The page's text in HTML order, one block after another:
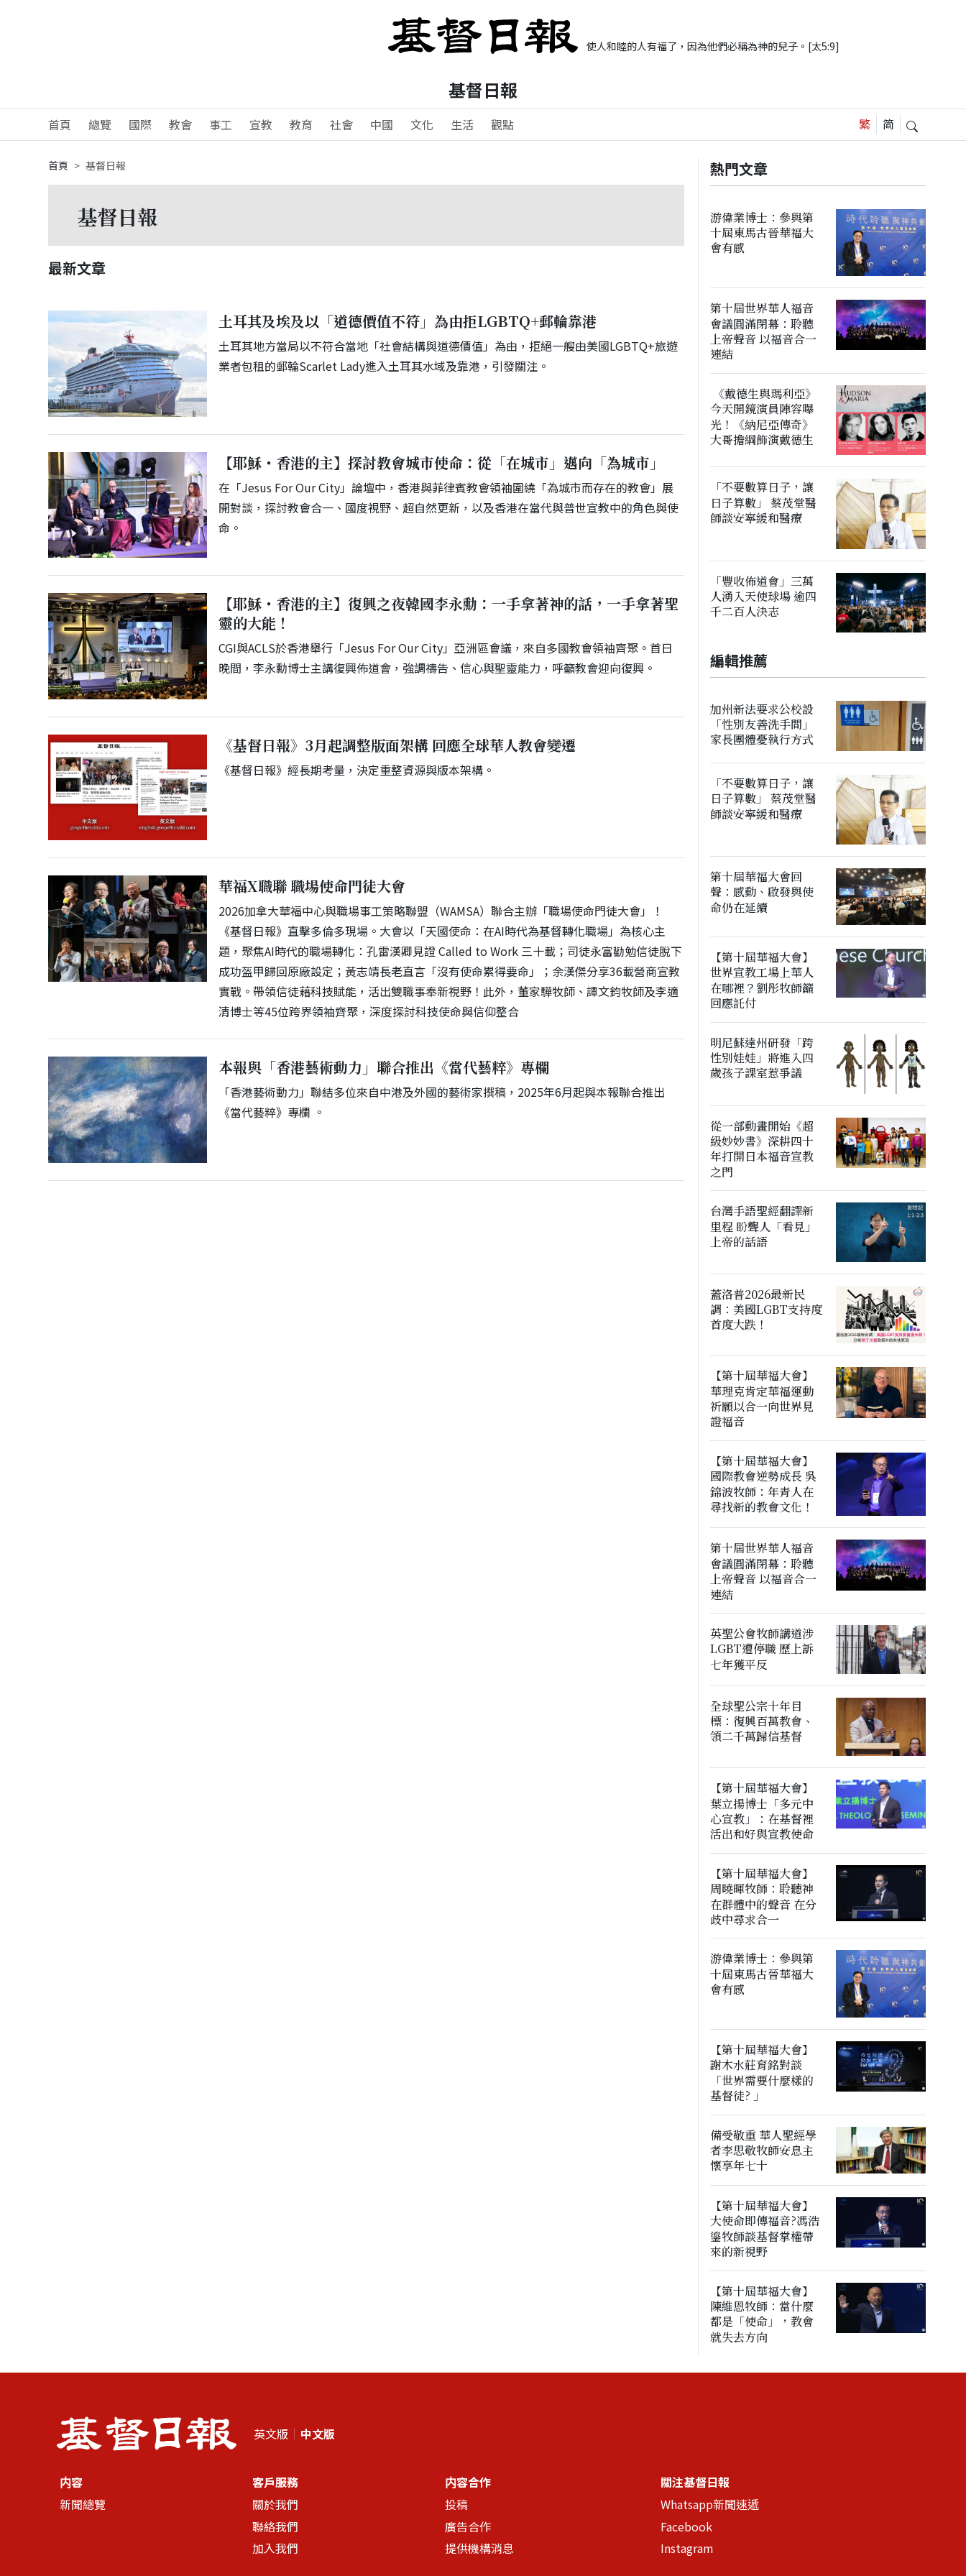
使人和睦的人有福了，因為他們必稱為神的兒子。[太5:9]
基督日報
首頁 總覽 國際 教會 事工 宣教 教育 社會 中國 文化 生活 觀點
首頁 基督日報
基督日報
最新文章
土耳其及埃及以「道德價值不符」為由拒LGBTQ+郵輪靠港
土耳其地方當局以不符合當地「社會結構與道德價值」為由，拒絕一艘由美國LGBTQ+旅遊
業者包租的郵輪Scarlet Lady進入土耳其水域及靠港，引發關注。
【耶穌・香港的主】探討教會城市使命：從「在城市」邁向「為城市」
在「Jesus For Our City」論壇中，香港與菲律賓教會領袖圍繞「為城市而存在的教會」展
開對談，探討教會合一、國度視野、超自然更新，以及香港在當代與普世宣教中的角色與使
命。
【耶穌・香港的主】復興之夜韓國李永勳：一手拿著神的話，一手拿著聖
靈的大能！
CGI與ACLS於香港舉行「Jesus For Our City」亞洲區會議，來自多國教會領袖齊聚。首日
晚間，李永勳博士主講復興佈道會，強調禱告、信心與聖靈能力，呼籲教會迎向復興。
《基督日報》3月起調整版面架構 回應全球華人教會變遷
《基督日報》經長期考量，決定重整資源與版本架構。
華福X職聯 職場使命門徒大會
2026加拿大華福中心與職場事工策略聯盟（WAMSA）聯合主辦「職場使命門徒大會」！
《基督日報》直擊多倫多現場。大會以「天國使命：在AI時代為基督轉化職場」為核心主
題，聚焦AI時代的職場轉化：孔雷漢卿見證 Called to Work 三十載；司徒永富勸勉信徒脫下
成功盔甲歸回原廠設定；黃志靖長老直言「沒有使命累得要命」；余漢傑分享36載營商宣教
實戰。帶領信徒藉科技賦能，活出雙職事奉新視野！此外，董家驊牧師、譚文鈞牧師及李適
清博士等45位跨界領袖齊聚，深度探討科技使命與信仰整合
本報與「香港藝術動力」聯合推出《當代藝粹》專欄
「香港藝術動力」聯結多位來自中港及外國的藝術家撰稿，2025年6月起與本報聯合推出
《當代藝粹》專欄 。
熱門文章
游偉業博士：參與第
十屆東馬古晉華福大
會有感
第十屆世界華人福音
會議圓滿閉幕：聆聽
上帝聲音 以福音合一
連結
《戴德生與瑪利亞》
今天開鏡演員陣容曝
光！《納尼亞傳奇》
大哥擔綱飾演戴德生
「不要數算日子，讓
日子算數」 蔡茂堂醫
師談安寧緩和醫療
「豐收佈道會」三萬
人湧入天使球場 逾四
千二百人決志
編輯推薦
加州新法要求公校設
「性別友善洗手間」
家長團體憂執行方式
「不要數算日子，讓
日子算數」 蔡茂堂醫
師談安寧緩和醫療
第十屆華福大會回
聲：感動、啟發與使
命仍在延續
【第十屆華福大會】
世界宣教工場上華人
在哪裡？劉彤牧師籲
回應託付
明尼蘇達州研發「跨
性別娃娃」將進入四
歲孩子課室惹爭議
從一部動畫開始《超
級妙妙書》深耕四十
年打開日本福音宣教
之門
台灣手語聖經翻譯新
里程 盼聾人「看見」
上帝的話語
蓋洛普2026最新民
調：美國LGBT支持度
首度大跌！
【第十屆華福大會】
華理克肯定華福運動
祈願以合一向世界見
證福音
【第十屆華福大會】
國際教會逆勢成長 吳
錦波牧師：年青人在
尋找新的教會文化！
第十屆世界華人福音
會議圓滿閉幕：聆聽
上帝聲音 以福音合一
連結
英聖公會牧師講道涉
LGBT遭停職 歷上訴
七年獲平反
全球聖公宗十年目
標：復興百萬教會、
領二千萬歸信基督
【第十屆華福大會】
葉立揚博士「多元中
心宣教」：在基督裡
活出和好與宣教使命
【第十屆華福大會】
周曉暉牧師：聆聽神
在群體中的聲音 在分
歧中尋求合一
游偉業博士：參與第
十屆東馬古晉華福大
會有感
【第十屆華福大會】
謝木水莊育銘對談
「世界需要什麼樣的
基督徒? 」
備受敬重 華人聖經學
者李思敬牧師安息主
懷享年七十
【第十屆華福大會】
大使命即傳福音?馮浩
鎏牧師談基督掌權帶
來的新視野
【第十屆華福大會】
陳維恩牧師：當什麼
都是「使命」，教會
就失去方向
英文版 中文版
内容
新聞總覽
客戶服務
關於我們
聯絡我們
加入我們
内容合作
投稿
廣告合作
提供機構消息
關注基督日報
Whatsapp新聞速遞
Facebook
Instagram